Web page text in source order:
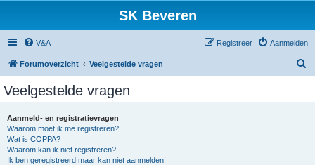
SK Beveren
V&A Aanmelden
Registreer
Forumoverzicht Veelgestelde vragen
Veelgestelde vragen
Aanmeld- en registratievragen
Waarom moet ik me registreren?
Wat is COPPA?
Waarom kan ik niet registreren?
Ik ben geregistreerd maar kan niet aanmelden!